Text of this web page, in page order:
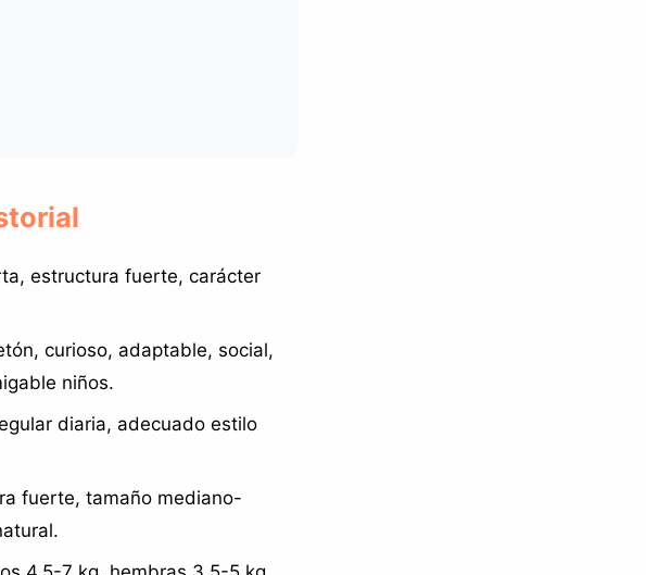
estructura fuerte, carácter
curioso, adaptable, social,
niños.
diaria, adecuado estilo
fuerte, tamaño mediano-